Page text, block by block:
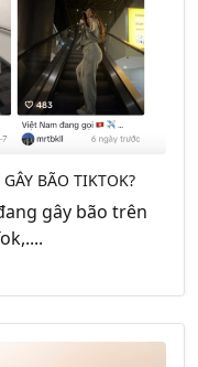
BÃO TIKTOK?
gây bão trên